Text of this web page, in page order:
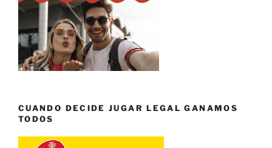
CUANDO DECIDE JUGAR LEGAL GANAMOS
TODOS